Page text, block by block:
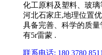
化工原料及塑料、玻
河北石家庄,地理位置
具备完善、科学的质
有5r雷蒙 .
联系电话: 180 3780 8511